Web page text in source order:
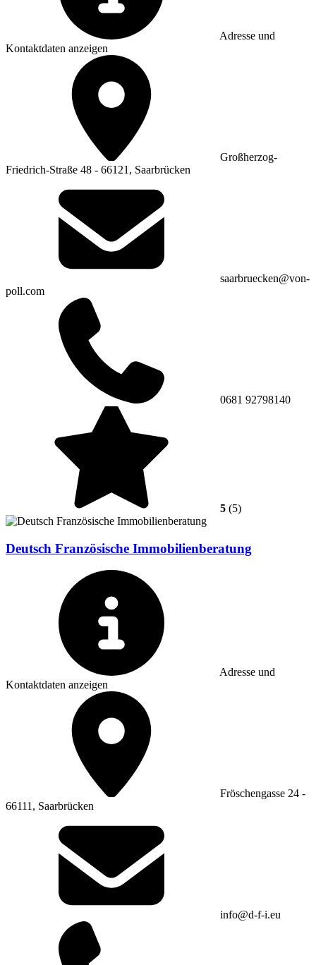
Adresse und
Kontaktdaten anzeigen
Großherzog-
Friedrich-Straße 48 - 66121, Saarbrücken
saarbruecken@von-
poll.com
0681 92798140
5 (5)
Deutsch Französische Immobilienberatung
Adresse und
Kontaktdaten anzeigen
Fröschengasse 24 -
66111, Saarbrücken
info@d-f-i.eu